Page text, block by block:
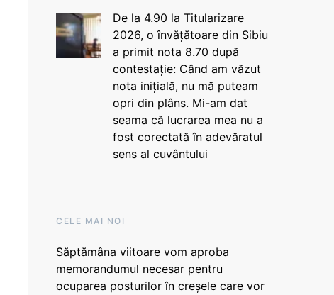
De la 4.90 la Titularizare
2026, o învățătoare din Sibiu
a primit nota 8.70 după
contestație: Când am văzut
nota inițială, nu mă puteam
opri din plâns. Mi-am dat
seama că lucrarea mea nu a
fost corectată în adevăratul
sens al cuvântului
CELE MAI NOI
Săptămâna viitoare vom aproba
memorandumul necesar pentru
ocuparea posturilor în creșele care vor